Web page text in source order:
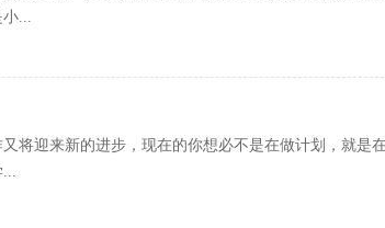
...
将迎来新的进步，现在的你想必不是在做计划，就是
...